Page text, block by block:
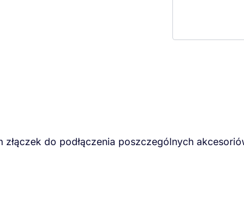
złączek do podłączenia poszczególnych